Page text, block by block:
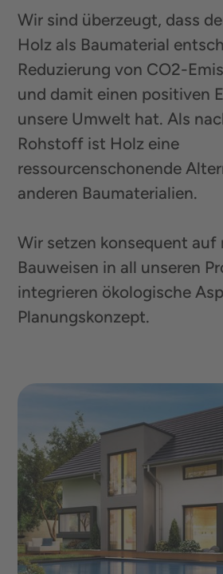
Wir sind überzeugt, dass
Holz als Baumaterial
Reduzierung von CO2-
und damit einen positiven
unsere Umwelt hat. Als
Rohstoff ist Holz eine
ressourcenschonende
anderen Baumaterialien.
Wir setzen konsequent auf
Bauweisen in all unseren
integrieren ökologische
Planungskonzept.